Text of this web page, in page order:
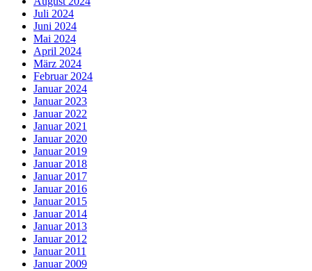
Juli 2024
Juni 2024
Mai 2024
April 2024
März 2024
Februar 2024
Januar 2024
Januar 2023
Januar 2022
Januar 2021
Januar 2020
Januar 2019
Januar 2018
Januar 2017
Januar 2016
Januar 2015
Januar 2014
Januar 2013
Januar 2012
Januar 2011
Januar 2009